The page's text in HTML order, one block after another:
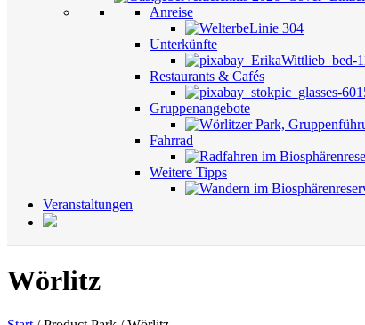
Anreise
Unterkünfte
Restaurants & Cafés
Gruppenangebote
Fahrrad
Weitere Tipps
Veranstaltungen
Wörlitz